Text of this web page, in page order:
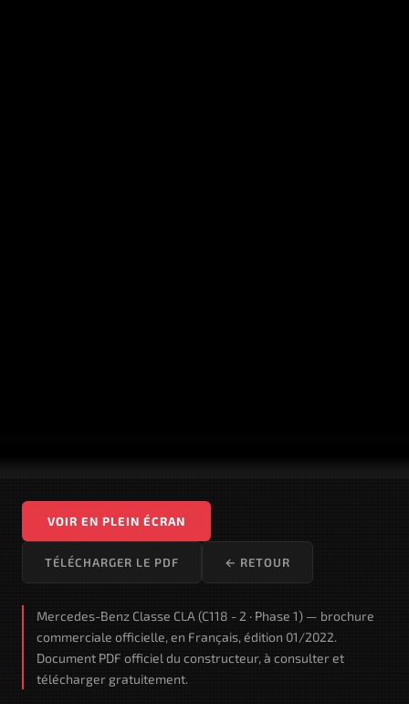
VOIR EN PLEIN ÉCRAN
TÉLÉCHARGER LE PDF ← RETOUR
Mercedes-Benz Classe CLA (C118 - 2 · Phase 1) — brochure
commerciale officielle, en Français, édition 01/2022.
Document PDF officiel du constructeur, à consulter et
télécharger gratuitement.